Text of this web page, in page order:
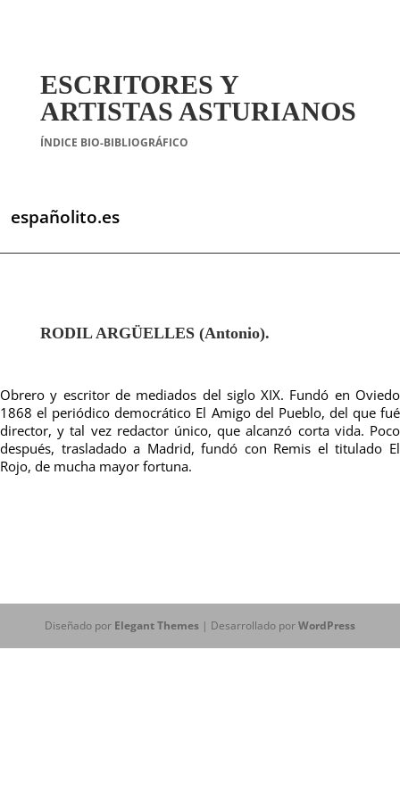
ESCRITORES Y
ARTISTAS ASTURIANOS
ÍNDICE BIO-BIBLIOGRÁFICO
españolito.es
RODIL ARGÜELLES (Antonio).
Obrero y escritor de mediados del siglo XIX. Fundó en Oviedo
1868 el periódico democrático El Amigo del Pueblo, del que fué
director, y tal vez redactor único, que alcanzó corta vida. Poco
después, trasladado a Madrid, fundó con Remis el titulado El
Rojo, de mucha mayor fortuna.
Diseñado por Elegant Themes| Desarrollado porWordPress